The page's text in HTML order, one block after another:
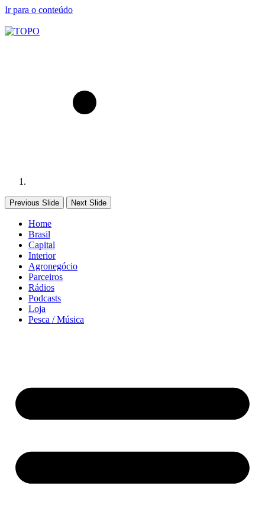
Ir para o conteúdo
Previous Slide Next Slide
Home
Brasil
Capital
Interior
Agronegócio
Parceiros
Rádios
Podcasts
Loja
Pesca / Música